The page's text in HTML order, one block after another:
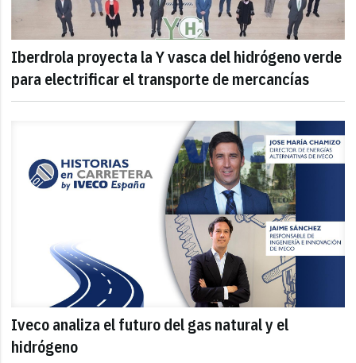
Iberdrola proyecta la Y vasca del hidrógeno verde
para electrificar el transporte de mercancías
Iveco analiza el futuro del gas natural y el
hidrógeno